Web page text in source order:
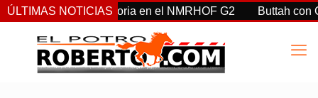
ÚLTIMAS NOTICIAS
hacen historia en el NMRHOF G2 Buttah con